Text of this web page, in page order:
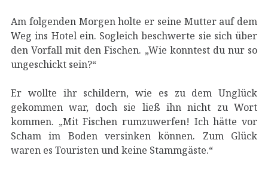
Am folgenden Morgen holte er seine Mutter auf dem
Weg ins Hotel ein. Sogleich beschwerte sie sich über
den Vorfall mit den Fischen. „Wie konntest du nur so
ungeschickt sein?“
Er wollte ihr schildern, wie es zu dem Unglück
gekommen war, doch sie ließ ihn nicht zu Wort
kommen. „Mit Fischen rumzuwerfen! Ich hätte vor
Scham im Boden versinken können. Zum Glück
waren es Touristen und keine Stammgäste.“